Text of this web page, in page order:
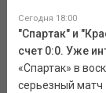
Сегодня 18:00
"Спартак" и
счет 0:0. Уже
«Спартак» в
серьезный матч